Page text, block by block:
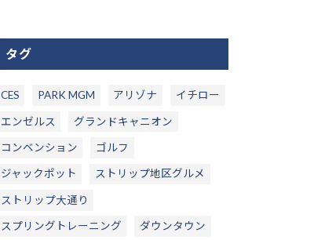
タグ
CES PARK MGM アリゾナ イチロー
エンゼルス グランドキャニオン
コンベンション ゴルフ
ジャックポット ストリップ地区グルメ
ストリップ大通り
スプリングトレーニング ダウンタウン